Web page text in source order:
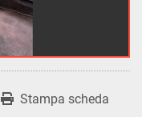
Stampa scheda